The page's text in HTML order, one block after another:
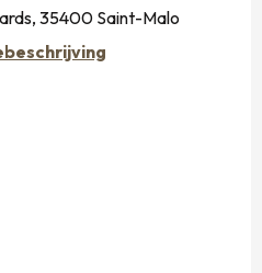
35400 Saint-Malo